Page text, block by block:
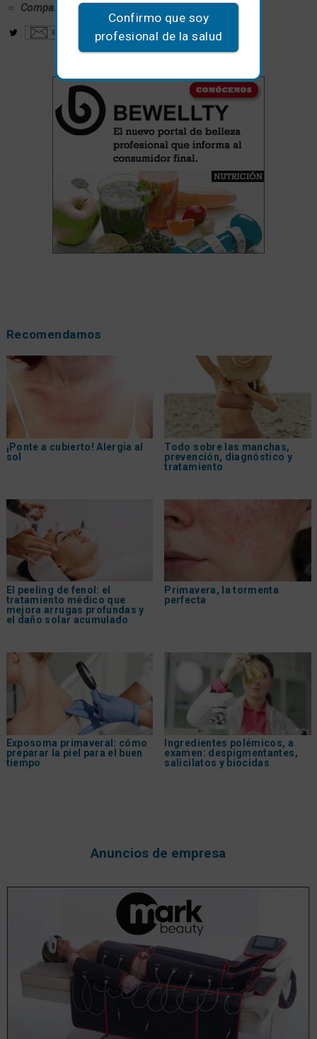
Comparte este artículo
Recomendamos
¡Ponte a cubierto! Alergia al
sol
Todo sobre las manchas,
prevención, diagnóstico y
tratamiento
El peeling de fenol: el
tratamiento médico que
mejora arrugas profundas y
el daño solar acumulado
Primavera, la tormenta
perfecta
Exposoma primaveral: cómo
preparar la piel para el buen
tiempo
Ingredientes polémicos, a
examen: despigmentantes,
salicilatos y biocidas
Anuncios de empresa
Confirmo que soy
profesional de la salud